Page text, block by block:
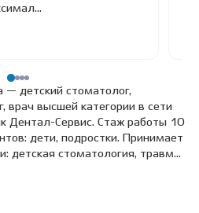
детский стоматолог,
врач высшей категории в сети
Дентал-Сервис. Стаж работы 10
дети, подростки. Принимает
детская стоматология, травма
кариеса у детей, лечение